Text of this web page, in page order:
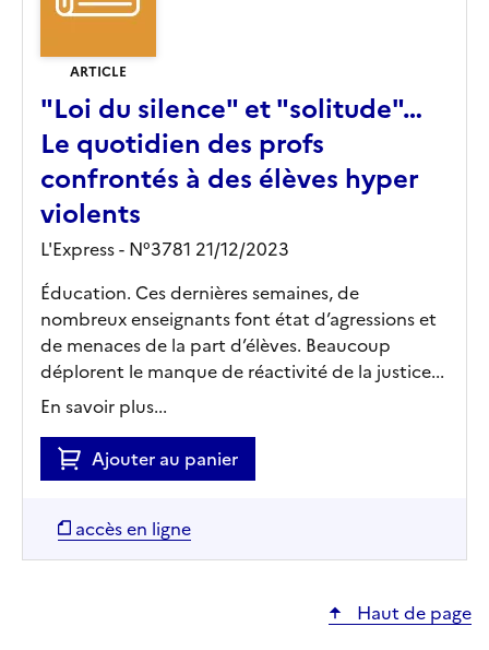
ARTICLE
"Loi du silence" et "solitude"…
Le quotidien des profs
confrontés à des élèves hyper
violents
L'Express - N°3781 21/12/2023
Éducation. Ces dernières semaines, de
nombreux enseignants font état d’agressions et
de menaces de la part d’élèves. Beaucoup
déplorent le manque de réactivité de la justice...
En savoir plus...
Ajouter au panier
accès en ligne
Haut de page